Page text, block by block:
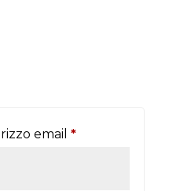
email *Richiesto